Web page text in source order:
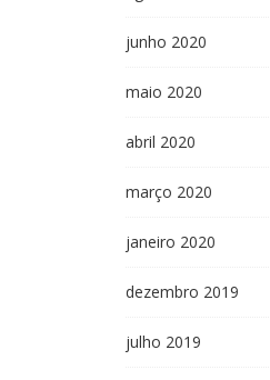
junho 2020
maio 2020
abril 2020
março 2020
janeiro 2020
dezembro 2019
julho 2019